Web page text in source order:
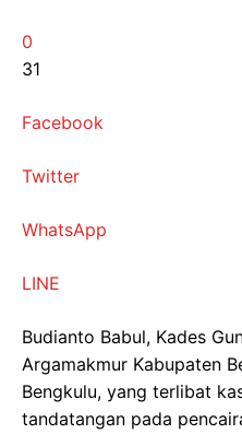
0
31
Facebook
Twitter
WhatsApp
LINE
Budianto Babul, Kades
Argamakmur Kabupaten
Bengkulu, yang terlibat
tandatangan pada